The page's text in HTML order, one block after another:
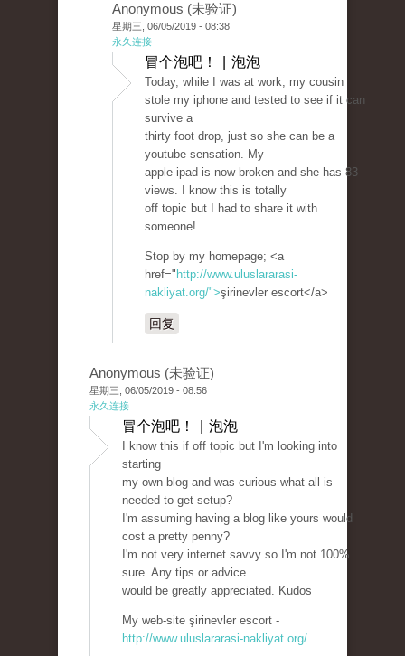
Anonymous (未验证)
星期三, 06/05/2019 - 08:38
永久连接
冒个泡吧！ | 泡泡
Today, while I was at work, my cousin
stole my iphone and tested to see if it can
survive a
thirty foot drop, just so she can be a
youtube sensation. My
apple ipad is now broken and she has 83
views. I know this is totally
off topic but I had to share it with
someone!
Stop by my homepage; <a
href=" http://www.uluslararasi-
nakliyat.org/">şirinevler escort</a>
回复
Anonymous (未验证)
星期三, 06/05/2019 - 08:56
永久连接
冒个泡吧！ | 泡泡
I know this if off topic but I'm looking into
starting
my own blog and was curious what all is
needed to get setup?
I'm assuming having a blog like yours would
cost a pretty penny?
I'm not very internet savvy so I'm not 100%
sure. Any tips or advice
would be greatly appreciated. Kudos
My web-site şirinevler escort -
http://www.uluslararasi-nakliyat.org/